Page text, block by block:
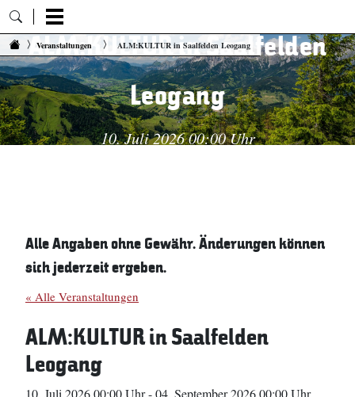
Zum Inhalt springen
Veranstaltungen ALM:KULTUR in Saalfelden Leogang
ALM:KULTUR in Saalfelden
Leogang
10. Juli 2026 00:00 Uhr
Alle Angaben ohne Gewähr. Änderungen können
sich jederzeit ergeben.
« Alle Veranstaltungen
ALM:KULTUR in Saalfelden
Leogang
10. Juli 2026 00:00 Uhr-04. September 2026 00:00 Uhr